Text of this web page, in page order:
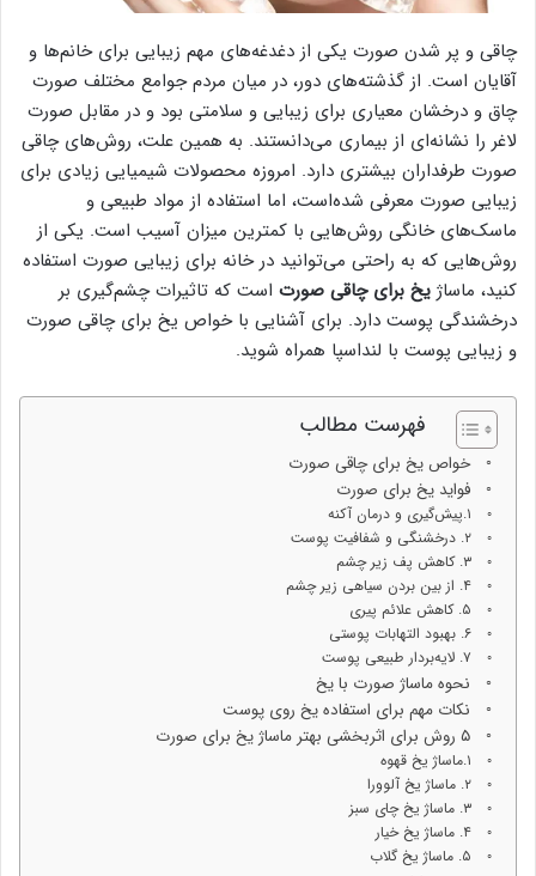
چاقی و پر شدن صورت یکی از دغدغه‌های مهم زیبایی برای خانم‌ها و
آقایان است. از گذشته‌های دور، در میان مردم جوامع مختلف صورت
چاق و درخشان معیاری برای زیبایی و سلامتی بود و در مقابل صورت
لاغر را نشانه‌ای از بیماری می‌دانستند. به همین علت، روش‌های چاقی
صورت طرفداران بیشتری دارد. امروزه محصولات شیمیایی زیادی برای
زیبایی صورت معرفی شده‌است، اما استفاده از مواد طبیعی و
ماسک‌های خانگی روش‌هایی با کمترین میزان آسیب است. یکی از
روش‌هایی که به راحتی می‌توانید در خانه برای زیبایی صورت استفاده
کنید، ماساژ یخ برای چاقی صورت است که تاثیرات چشم‌گیری بر
درخشندگی پوست دارد. برای آشنایی با خواص یخ برای چاقی صورت
و زیبایی پوست با لنداسپا همراه شوید.
فهرست مطالب
خواص یخ برای چاقی صورت
فواید یخ برای صورت
۱.پیش‌گیری و درمان آکنه
۲. درخشنگی و شفافیت پوست
۳. کاهش پف زیر چشم
۴. از بین بردن سیاهی زیر چشم
۵. کاهش علائم پیری
۶. بهبود التهابات پوستی
۷. لایه‌بردار طبیعی پوست
نحوه ماساژ صورت با یخ
نکات مهم برای استفاده یخ روی پوست
۵ روش برای اثربخشی بهتر ماساژ یخ برای صورت
۱.ماساژ یخ قهوه
۲. ماساژ یخ آلوورا
۳. ماساژ یخ چای سبز
۴. ماساژ یخ خیار
۵. ماساژ یخ گلاب